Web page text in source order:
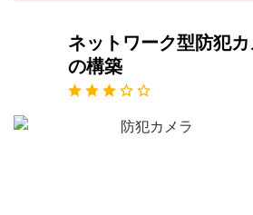
ネットワーク型防犯
の構築